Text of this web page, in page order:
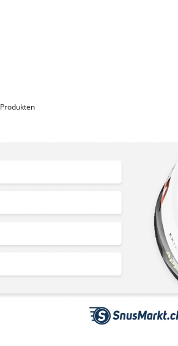
Produkten